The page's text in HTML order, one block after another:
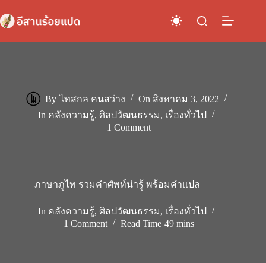
to
content
By ไทสกล คนสว่าง On สิงหาคม 3, 2022
In คลังความรู้,ศิลปวัฒนธรรม, เรื่องทั่วไป
1 Comment
ภาษาภูไท รวมคำศัพท์น่ารู้ พร้อมคำแปล
In คลังความรู้,ศิลปวัฒนธรรม, เรื่องทั่วไป
1 Comment
Read Time 49 mins